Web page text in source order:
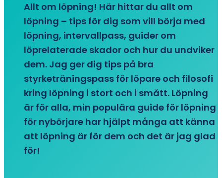
Allt om löpning! Här hittar du allt om
löpning – tips för dig som vill börja med
löpning, intervallpass, guider om
löprelaterade skador och hur du undviker
dem. Jag ger dig tips på bra
styrketräningspass för löpare och filosofi
kring löpning i stort och i smått. Löpning
är för alla, min populära guide för löpning
för nybörjare har hjälpt många att känna
att löpning är för dem och det är jag glad
för!